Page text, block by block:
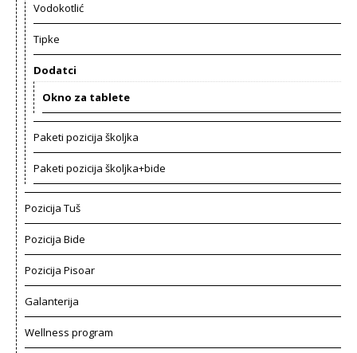
Vodokotlić
Tipke
Dodatci
Okno za tablete
Paketi pozicija školjka
Paketi pozicija školjka+bide
Pozicija Tuš
Pozicija Bide
Pozicija Pisoar
Galanterija
Wellness program